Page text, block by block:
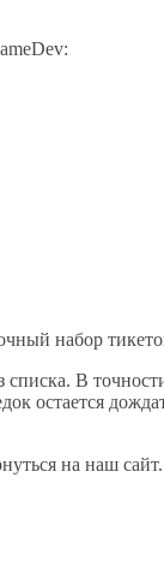
набор
В
остается
на наш